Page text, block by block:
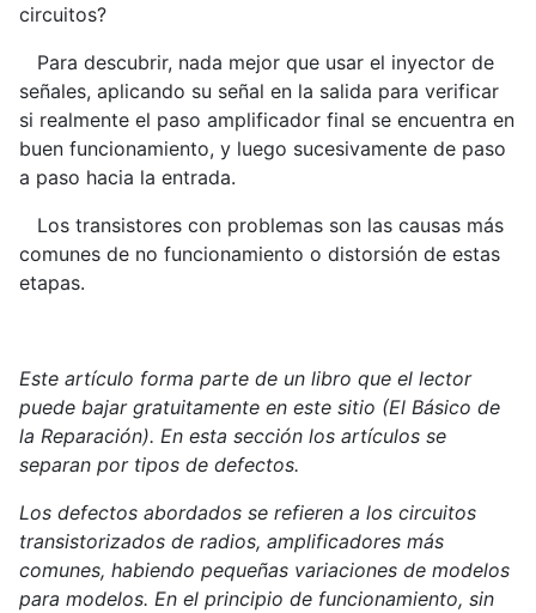
circuitos?
Para descubrir, nada mejor que usar el inyector de
señales, aplicando su señal en la salida para verificar
si realmente el paso amplificador final se encuentra en
buen funcionamiento, y luego sucesivamente de paso
a paso hacia la entrada.
Los transistores con problemas son las causas más
comunes de no funcionamiento o distorsión de estas
etapas.
Este artículo forma parte de un libro que el lector
puede bajar gratuitamente en este sitio (El Básico de
la Reparación). En esta sección los artículos se
separan por tipos de defectos.
Los defectos abordados se refieren a los circuitos
transistorizados de radios, amplificadores más
comunes, habiendo pequeñas variaciones de modelos
para modelos. En el principio de funcionamiento, sin